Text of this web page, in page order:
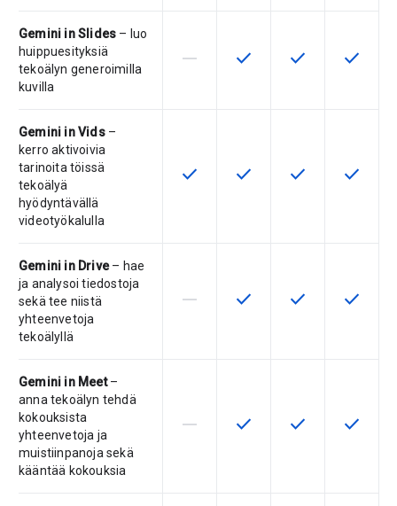
Gemini in Slides – luo
huippuesityksiä
tekoälyn generoimilla
kuvilla
Tuote ei tue tätä ominaisuutta
horizontal_rule Tämä ominaisuus on
check Tämä
check Tämä
check
Gemini in Vids–
kerro aktivoivia
tarinoita töissä
tekoälyä
hyödyntävällä
videotyökalulla
Tämä ominaisuus on saatavilla
check Tämä ominaisuus on
check Tämä
check Tämä
check
Gemini in Drive– hae
ja analysoi tiedostoja
sekä tee niistä
yhteenvetoja
tekoälyllä
Tuote ei tue tätä ominaisuutta
horizontal_rule Tämä ominaisuus on
check Tämä
check Tämä
check
Gemini in Meet–
anna tekoälyn tehdä
kokouksista
yhteenvetoja ja
muistiinpanoja sekä
kääntää kokouksia
Tuote ei tue tätä ominaisuutta
horizontal_rule Tämä ominaisuus on
check Tämä
check Tämä
check